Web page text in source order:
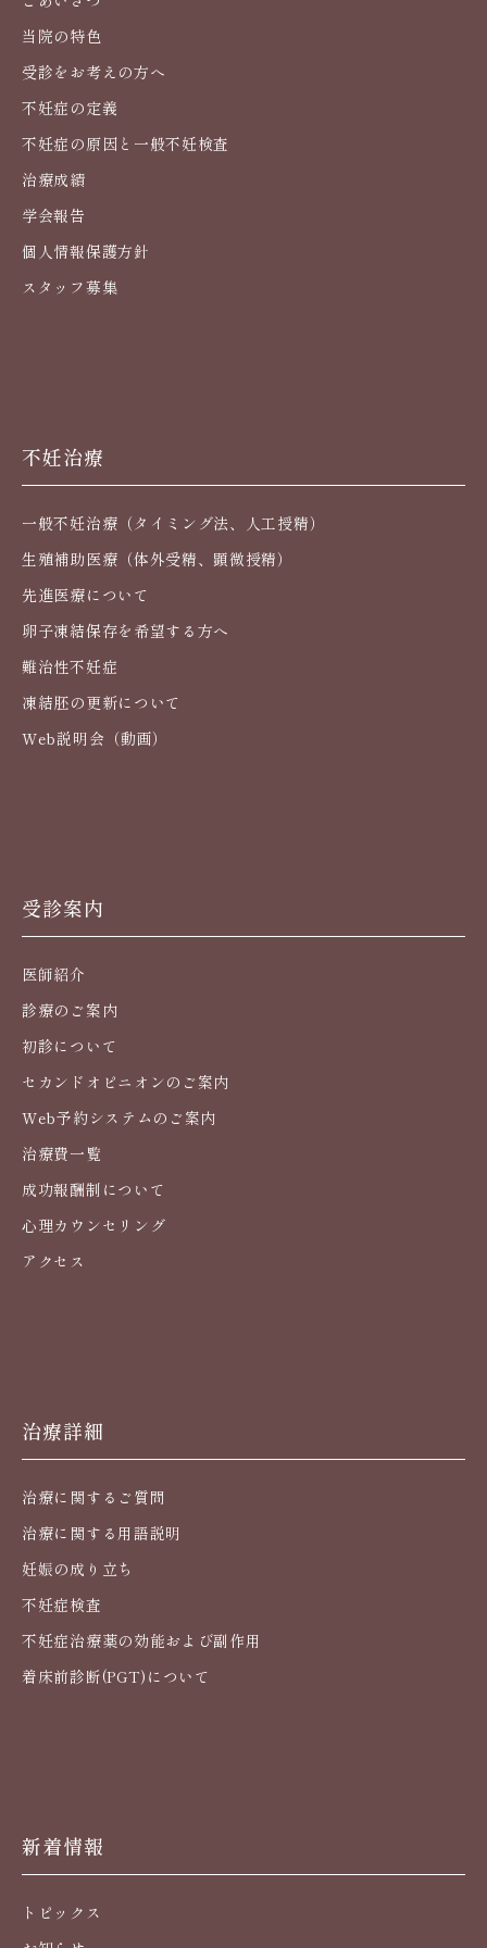
当院の特色
受診をお考えの方へ
不妊症の定義
不妊症の原因と一般不妊検査
治療成績
学会報告
個人情報保護方針
スタッフ募集
不妊治療
一般不妊治療（タイミング法、人工授精）
生殖補助医療（体外受精、顕微授精）
先進医療について
卵子凍結保存を希望する方へ
難治性不妊症
凍結胚の更新について
Web説明会（動画）
受診案内
医師紹介
診療のご案内
初診について
セカンドオピニオンのご案内
Web予約システムのご案内
治療費一覧
成功報酬制について
心理カウンセリング
アクセス
治療詳細
治療に関するご質問
治療に関する用語説明
妊娠の成り立ち
不妊症検査
不妊症治療薬の効能および副作用
着床前診断(PGT)について
新着情報
トピックス